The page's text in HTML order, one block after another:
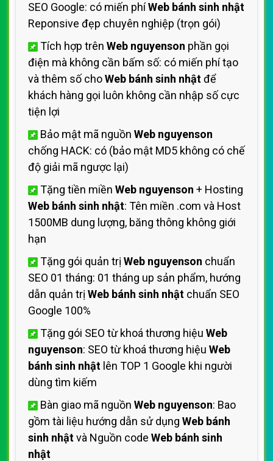
SEO Google: có miến phíWeb bánh sinh nhật
Reponsive đẹp chuyên nghiệp (trọn gói)
Tích hợp trên Web nguyenson phần gọi
điện mà không cần bấm số: có miến phí tạo
và thêm số choWeb bánh sinh nhậtđể
khách hàng gọi luôn không cần nhập số cực
tiện lợi
Bảo mật mã nguồn Web nguyenson
chống HACK: có (bảo mật MD5 không có chế
độ giải mã ngược lại)
Tặng tiền miền Web nguyenson + Hosting
Web bánh sinh nhật: Tên miền .com và Host
1500MB dung lượng, băng thông không giới
hạn
Tặng gói quản trị Web nguyenson chuẩn
SEO 01 tháng: 01 tháng up sản phẩm, hướng
dẫn quản trị Web bánh sinh nhật chuẩn SEO
Google 100%
Tặng gói SEO từ khoá thương hiệu Web
nguyenson: SEO từ khoá thương hiệu Web
bánh sinh nhật lên TOP 1 Google khi người
dùng tìm kiếm
Bàn giao mã nguồn Web nguyenson: Bao
gồm tài liệu hướng dẫn sử dụng Web bánh
sinh nhậtvà Nguồn code Web bánh sinh
nhật